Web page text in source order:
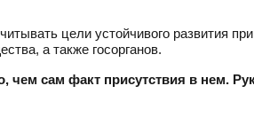
цели устойчивого развития
а также госорганов.
чем сам факт присутствия в нем.